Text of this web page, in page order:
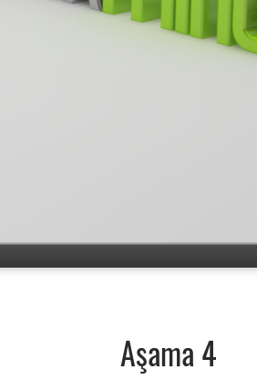
Aşama 4